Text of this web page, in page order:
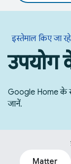
इस्तेमाल किए जा
उपयोग
Google Home के
जानें.